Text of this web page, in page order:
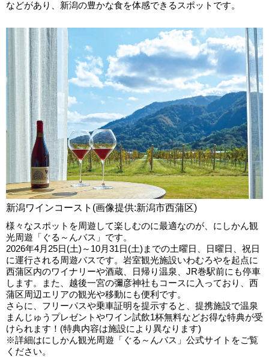
などがあり、新潟の豊かな食を体感できるスポットです。
新潟ワインコースト(画像提供:新潟市西蒲区)
様々なスポットを周遊して楽しむのに最適なのが、にしかん観
光周遊「ぐる～んバス」です。
2026年4月25日(土)～10月31日(土)までの土曜日、日曜日、祝日
に運行される周遊バスです。岩室観光施設いわむろやを起点に
西蒲区内のワイナリーや酒蔵、日帰り温泉、JR巻駅前にも停車
します。また、越後一宮の彌彦神社もコースに入っており、西
蒲区周辺エリアの観光や移動にも便利です。
さらに、フリーパスや乗車証明を提示すると、提携施設で温泉
まんじゅうプレゼントやワイン試飲1杯無料などお得な特典が受
けられます！(特典内容は施設により異なります)
※詳細はにしかん観光周遊「ぐる～んバス」公式サイトをご覧
ください。